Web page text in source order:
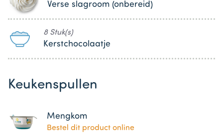
Verse slagroom (onbereid)
8 Stuk(s)
Kerstchocolaatje
Keukenspullen
Mengkom
Bestel dit product online